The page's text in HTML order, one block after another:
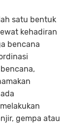
satu bentuk
kehadiran
bencana
gempa atau